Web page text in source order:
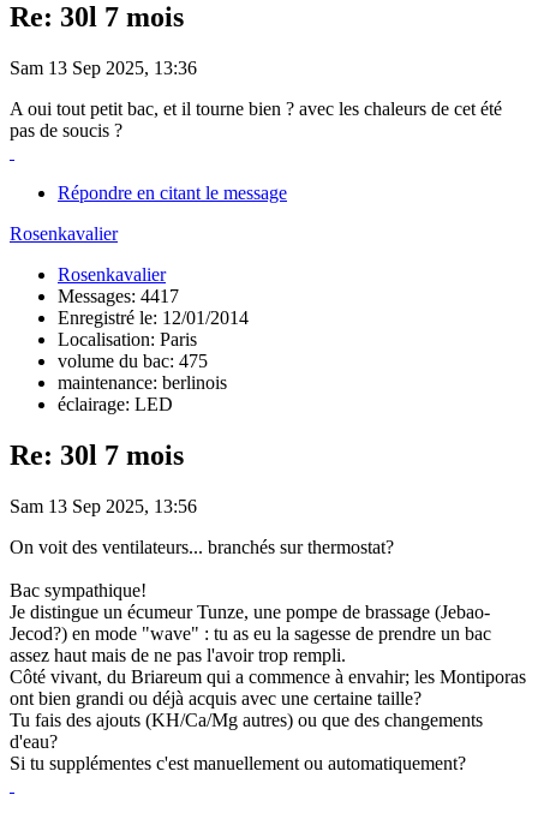
Re: 30l 7 mois
Sam 13 Sep 2025, 13:36
A oui tout petit bac, et il tourne bien ? avec les chaleurs de cet été
pas de soucis ?
Répondre en citant le message
Rosenkavalier
Rosenkavalier
Messages: 4417
Enregistré le: 12/01/2014
Localisation: Paris
volume du bac: 475
maintenance: berlinois
éclairage: LED
Re: 30l 7 mois
Sam 13 Sep 2025, 13:56
On voit des ventilateurs... branchés sur thermostat?
Bac sympathique!
Je distingue un écumeur Tunze, une pompe de brassage (Jebao-
Jecod?) en mode "wave" : tu as eu la sagesse de prendre un bac
assez haut mais de ne pas l'avoir trop rempli.
Côté vivant, du Briareum qui a commence à envahir; les Montiporas
ont bien grandi ou déjà acquis avec une certaine taille?
Tu fais des ajouts (KH/Ca/Mg autres) ou que des changements
d'eau?
Si tu supplémentes c'est manuellement ou automatiquement?